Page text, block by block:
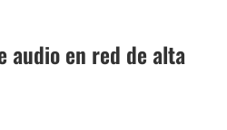
audio en red de alta